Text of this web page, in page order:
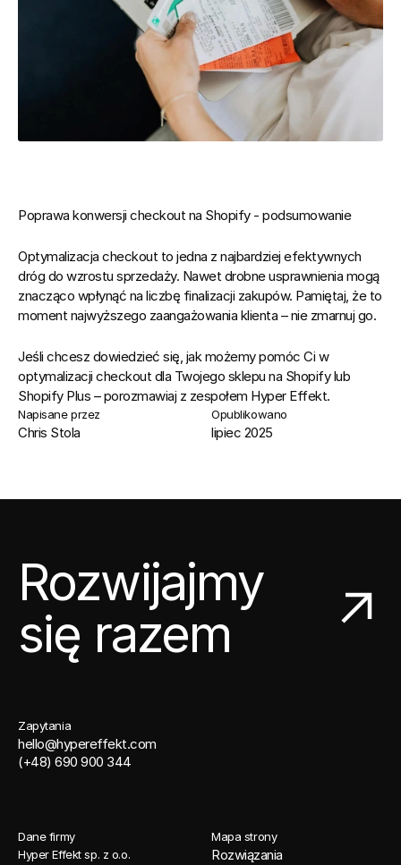
Poprawa konwersji checkout na Shopify - podsumowanie
Optymalizacja checkout to jedna z najbardziej efektywnych
dróg do wzrostu sprzedaży. Nawet drobne usprawnienia mogą
znacząco wpłynąć na liczbę finalizacji zakupów. Pamiętaj, że to
moment najwyższego zaangażowania klienta – nie zmarnuj go.
Jeśli chcesz dowiedzieć się, jak możemy pomóc Ci w
optymalizacji checkout dla Twojego sklepu na Shopify lub
Shopify Plus – porozmawiaj z zespołem Hyper Effekt.
Napisane przez
Chris Stola
Opublikowano
lipiec 2025
Rozwijajmy
się razem
Zapytania
hello@hypereffekt.com
(+48) 690 900 344
Dane firmy
Hyper Effekt sp. z o.o.
Mapa strony
Rozwiązania